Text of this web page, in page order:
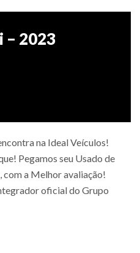
– 2023
na Ideal Veículos!
Pegamos seu Usado de
com a Melhor avaliação!
oficial do Grupo